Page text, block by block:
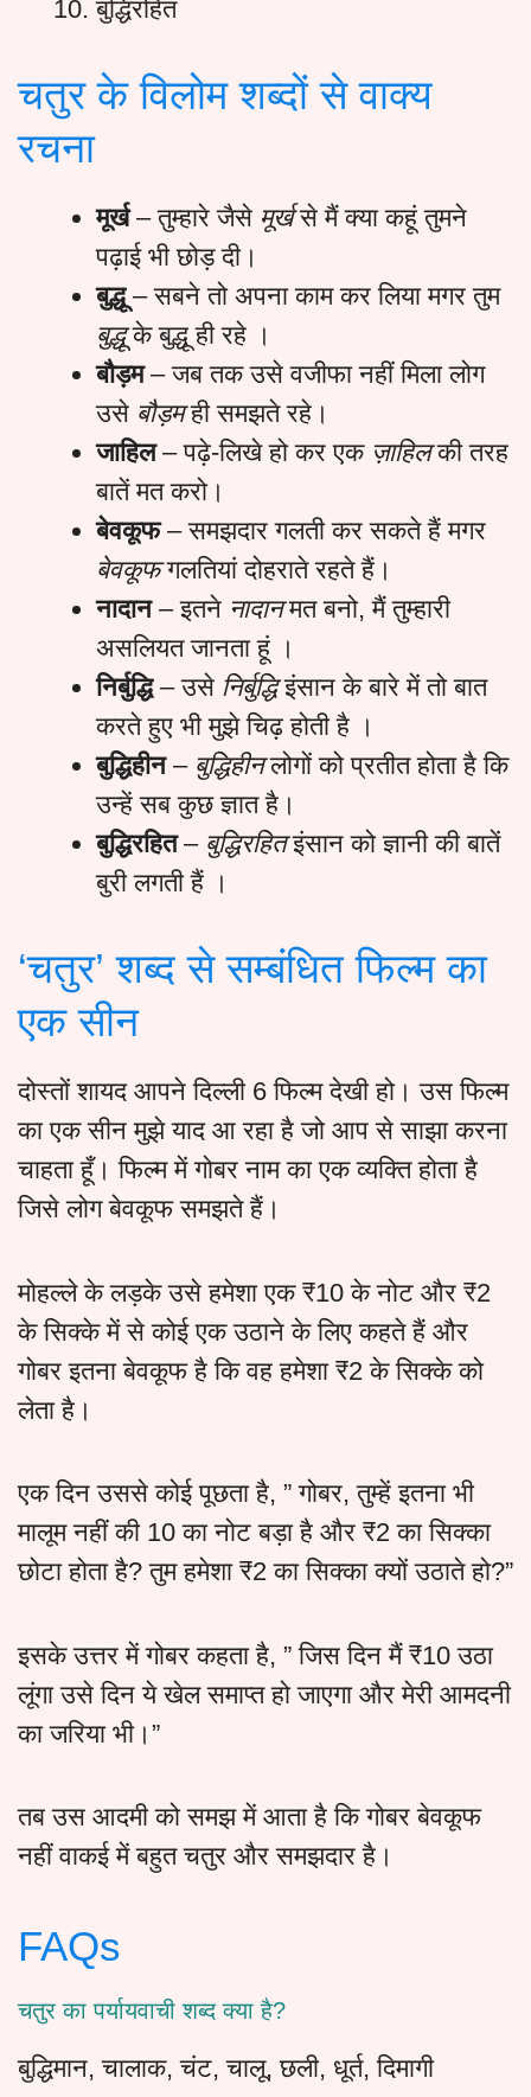
बुद्धिरहित
चतुर के विलोम शब्दों से वाक्य
रचना
मूर्ख– तुम्हारे जैसे मूर्खसे मैं क्या कहूं तुमने
पढ़ाई भी छोड़ दी।
बुद्धू– सबने तो अपना काम कर लिया मगर तुम
बुद्धूके बुद्धू ही रहे ।
बौड़म– जब तक उसे वजीफा नहीं मिला लोग
उसे बौड़मही समझते रहे।
जाहिल– पढ़े-लिखे हो कर एक ज़ाहिलकी तरह
बातें मत करो।
बेवकूफ– समझदार गलती कर सकते हैं मगर
बेवकूफगलतियां दोहराते रहते हैं।
नादान– इतने नादानमत बनो, मैं तुम्हारी
असलियत जानता हूं ।
निर्बुद्धि– उसे निर्बुद्धिइंसान के बारे में तो बात
करते हुए भी मुझे चिढ़ होती है ।
बुद्धिहीन – बुद्धिहीनलोगों को प्रतीत होता है कि
उन्हें सब कुछ ज्ञात है।
बुद्धिरहित– बुद्धिरहितइंसान को ज्ञानी की बातें
बुरी लगती हैं ।
‘चतुर’ शब्द से सम्बंधित फिल्म का
एक सीन
दोस्तों शायद आपने दिल्ली 6 फिल्म देखी हो। उस फिल्म
का एक सीन मुझे याद आ रहा है जो आप से साझा करना
चाहता हूँ। फिल्म में गोबर नाम का एक व्यक्ति होता है
जिसे लोग बेवकूफ समझते हैं।
मोहल्ले के लड़के उसे हमेशा एक ₹10 के नोट और ₹2
के सिक्के में से कोई एक उठाने के लिए कहते हैं और
गोबर इतना बेवकूफ है कि वह हमेशा ₹2 के सिक्के को
लेता है।
एक दिन उससे कोई पूछता है, ” गोबर, तुम्हें इतना भी
मालूम नहीं की 10 का नोट बड़ा है और ₹2 का सिक्का
छोटा होता है? तुम हमेशा ₹2 का सिक्का क्यों उठाते हो?”
इसके उत्तर में गोबर कहता है, ” जिस दिन मैं ₹10 उठा
लूंगा उसे दिन ये खेल समाप्त हो जाएगा और मेरी आमदनी
का जरिया भी।”
तब उस आदमी को समझ में आता है कि गोबर बेवकूफ
नहीं वाकई में बहुत चतुर और समझदार है।
FAQs
चतुर का पर्यायवाची शब्द क्या है?
बुद्धिमान, चालाक, चंट, चालू, छली, धूर्त, दिमागी